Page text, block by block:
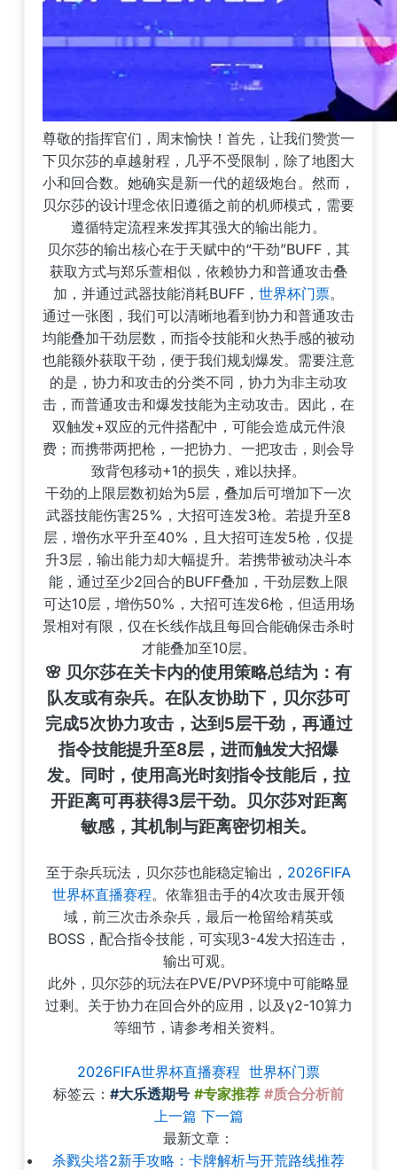
尊敬的指挥官们，周末愉快！首先，让我们赞赏一
下贝尔莎的卓越射程，几乎不受限制，除了地图大
小和回合数。她确实是新一代的超级炮台。然而，
贝尔莎的设计理念依旧遵循之前的机师模式，需要
遵循特定流程来发挥其强大的输出能力。
贝尔莎的输出核心在于天赋中的“干劲”BUFF，其
获取方式与郑乐萱相似，依赖协力和普通攻击叠
加，并通过武器技能消耗BUFF， 世界杯门票。
通过一张图，我们可以清晰地看到协力和普通攻击
均能叠加干劲层数，而指令技能和火热手感的被动
也能额外获取干劲，便于我们规划爆发。需要注意
的是，协力和攻击的分类不同，协力为非主动攻
击，而普通攻击和爆发技能为主动攻击。因此，在
双触发+双应的元件搭配中，可能会造成元件浪
费；而携带两把枪，一把协力、一把攻击，则会导
致背包移动+1的损失，难以抉择。
干劲的上限层数初始为5层，叠加后可增加下一次
武器技能伤害25%，大招可连发3枪。若提升至8
层，增伤水平升至40%，且大招可连发5枪，仅提
升3层，输出能力却大幅提升。若携带被动决斗本
能，通过至少2回合的BUFF叠加，干劲层数上限
可达10层，增伤50%，大招可连发6枪，但适用场
景相对有限，仅在长线作战且每回合能确保击杀时
才能叠加至10层。
🌸 贝尔莎在关卡内的使用策略总结为：有
队友或有杂兵。在队友协助下，贝尔莎可
完成5次协力攻击，达到5层干劲，再通过
指令技能提升至8层，进而触发大招爆
发。同时，使用高光时刻指令技能后，拉
开距离可再获得3层干劲。贝尔莎对距离
敏感，其机制与距离密切相关。
至于杂兵玩法，贝尔莎也能稳定输出， 2026FIFA
世界杯直播赛程。依靠狙击手的4次攻击展开领
域，前三次击杀杂兵，最后一枪留给精英或
BOSS，配合指令技能，可实现3-4发大招连击，
输出可观。
此外，贝尔莎的玩法在PVE/PVP环境中可能略显
过剩。关于协力在回合外的应用，以及γ2-10算力
等细节，请参考相关资料。
2026FIFA世界杯直播赛程 世界杯门票
标签云： #大乐透期号 #专家推荐 #质合分析前
上一篇 下一篇
最新文章：
杀戮尖塔2新手攻略：卡牌解析与开荒路线推荐